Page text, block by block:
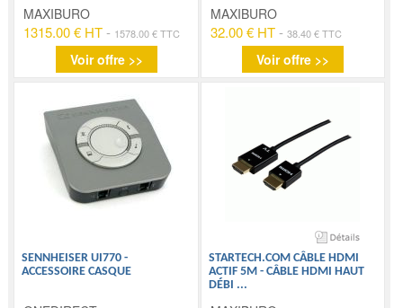
MAXIBURO
1315.00 € HT - 1578.00 € TTC
Voir offre >>
MAXIBURO
32.00 € HT- 38.40 € TTC
Voir offre >>
SENNHEISER UI770 -
ACCESSOIRE CASQUE
STARTECH.COM CÂBLE HDMI
ACTIF 5M - CÂBLE HDMI HAUT
DÉBI ...